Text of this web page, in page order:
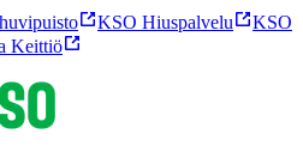
KSO Hiuspalvelu
KSO
Keittiö